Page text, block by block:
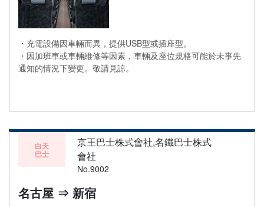
・充電設備因車輛而異，提供USB型或插座型。
・因加班車或車輛維修等因素，車輛及座位規格可能於未事先
通知的情況下變更。敬請見諒。
白天
巴士
京王巴士株式會社,名鐵巴士株式
會社
No.9002
名古屋 ⇒ 新宿